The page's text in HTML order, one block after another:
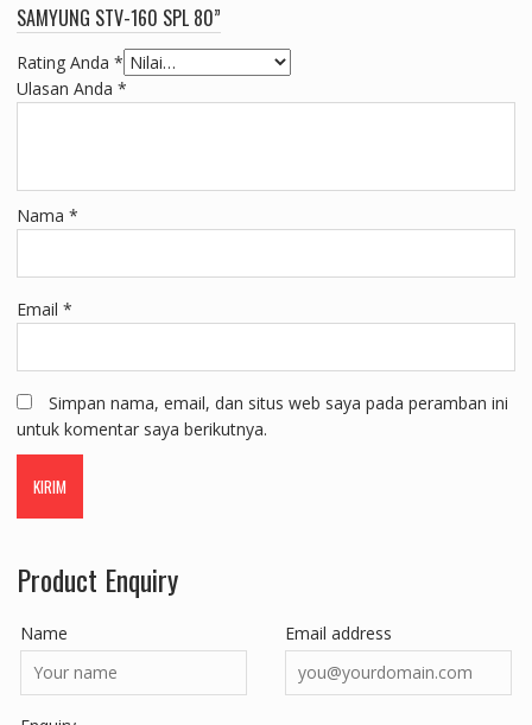
SAMYUNG STV-160 SPL 80”
Rating Anda *
Ulasan Anda *
Nama *
Email *
Simpan nama, email, dan situs web saya pada peramban ini
untuk komentar saya berikutnya.
Product Enquiry
Name Email address